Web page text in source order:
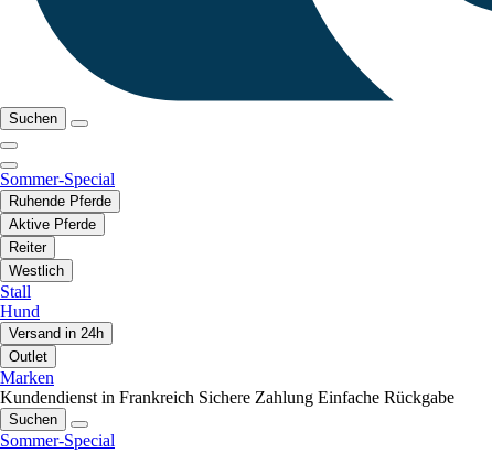
Suchen
Sommer-Special
Ruhende Pferde
Aktive Pferde
Reiter
Westlich
Stall
Hund
Versand in 24h
Outlet
Marken
Kundendienst in Frankreich Sichere Zahlung Einfache Rückgabe
Suchen
Sommer-Special